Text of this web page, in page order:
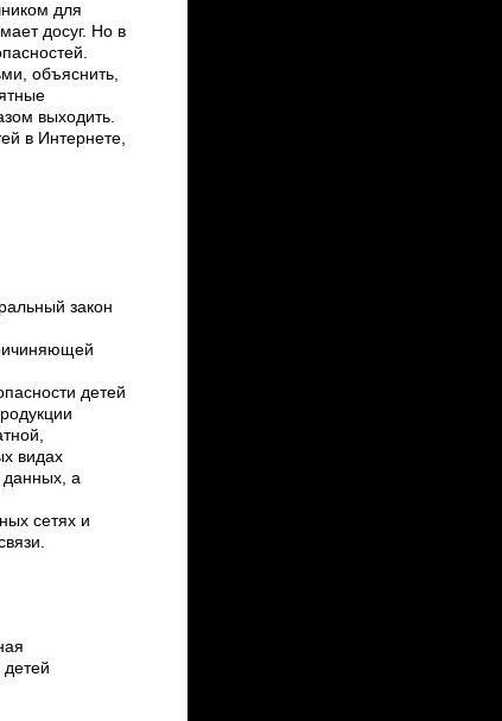
для
досуг. Но в
объяснить,
выходить.
в Интернете,
закон
детей
видах
а
сетях и
детей